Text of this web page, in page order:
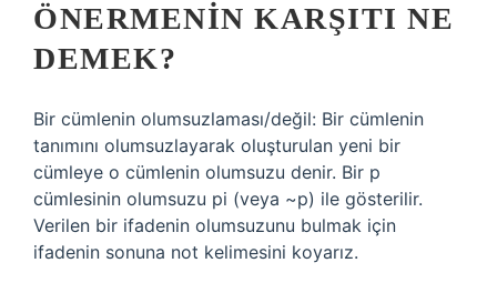
ÖNERMENIN KARŞITI NE
DEMEK?
Bir cümlenin olumsuzlaması/değil: Bir cümlenin
tanımını olumsuzlayarak oluşturulan yeni bir
cümleye o cümlenin olumsuzu denir. Bir p
cümlesinin olumsuzu pi (veya ~p) ile gösterilir.
Verilen bir ifadenin olumsuzunu bulmak için
ifadenin sonuna not kelimesini koyarız.